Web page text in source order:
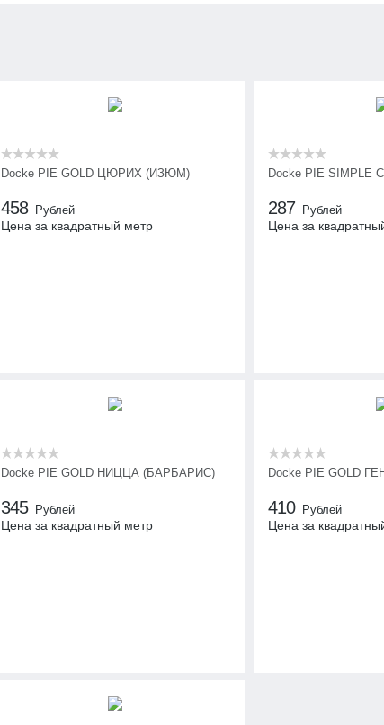
Docke PIE GOLD ЦЮРИХ (ИЗЮМ)
458 Рублей
Цена за квадратный метр
Docke PIE
287 Рублей
Цена за
Docke PIE GOLD НИЦЦА (БАРБАРИС)
345 Рублей
Цена за квадратный метр
Docke PIE GOLD
410 Рублей
Цена за